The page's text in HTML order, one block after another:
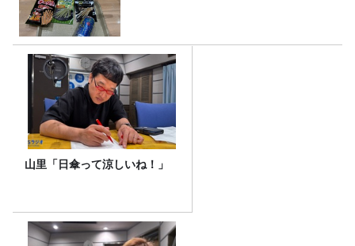
山里「日傘って涼しいね！」